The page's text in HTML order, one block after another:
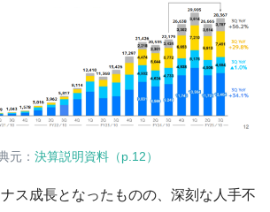
元： 決算説明資料（p.12）
ス成長となったものの、深刻な人手不